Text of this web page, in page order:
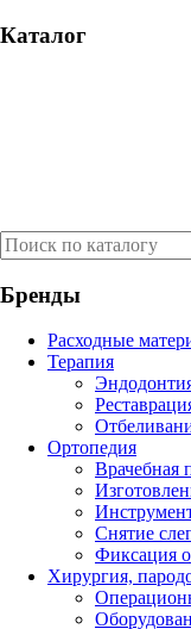
Каталог
Бренды
Расходные
Терапия
Ортопедия
Врачебная
Снятие
Фиксация
Хирургия,